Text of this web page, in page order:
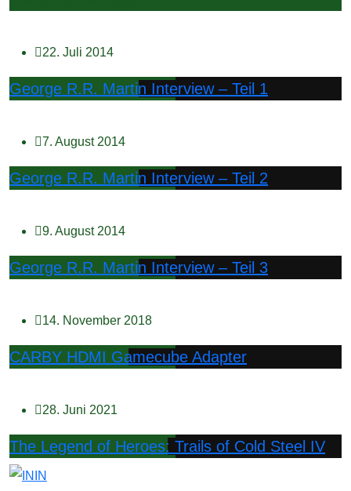
22. Juli 2014
George R.R. Martin Interview – Teil 1
7. August 2014
George R.R. Martin Interview – Teil 2
9. August 2014
George R.R. Martin Interview – Teil 3
14. November 2018
CARBY HDMI Gamecube Adapter
28. Juni 2021
The Legend of Heroes: Trails of Cold Steel IV